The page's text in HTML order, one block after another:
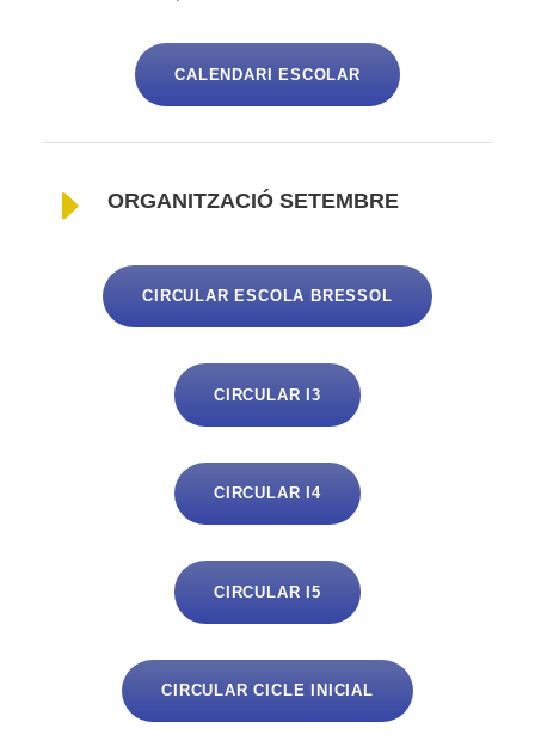
CALENDARI ESCOLAR
ORGANITZACIÓ SETEMBRE
CIRCULAR ESCOLA BRESSOL
CIRCULAR I3
CIRCULAR I4
CIRCULAR I5
CIRCULAR CICLE INICIAL